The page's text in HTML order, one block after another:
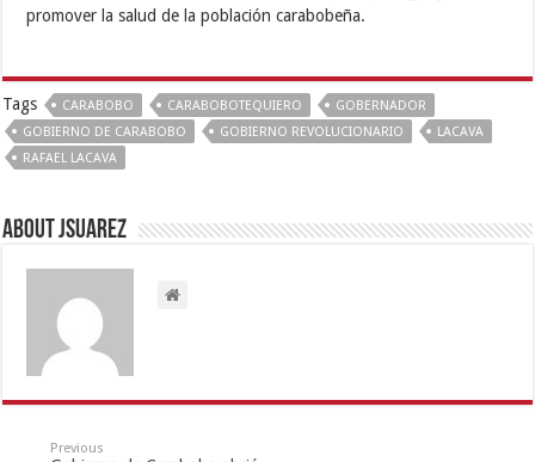
promover la salud de la población carabobeña.
Tags CARABOBO CARABOBOTEQUIERO
GOBERNADOR
GOBIERNO DE CARABOBO
GOBIERNO REVOLUCIONARIO
LACAVA
RAFAEL LACAVA
About Jsuarez
Previous